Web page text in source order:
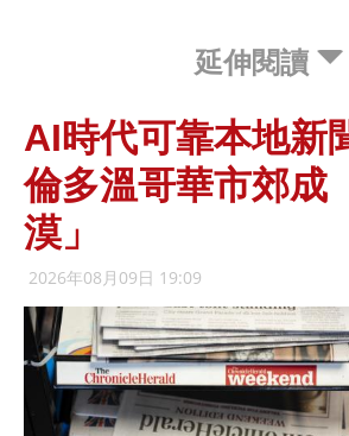
延伸閱讀
AI時代可靠本地新
倫多溫哥華市郊成
漠」
2026年08月09日 19:09